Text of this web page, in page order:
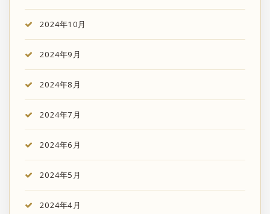
2024年10月
2024年9月
2024年8月
2024年7月
2024年6月
2024年5月
2024年4月